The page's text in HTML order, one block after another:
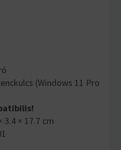
(Windows 11 Pro
3.4 × 17.7 cm